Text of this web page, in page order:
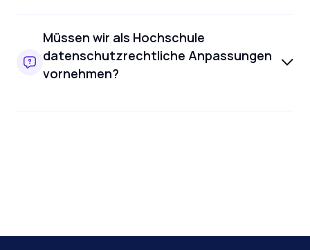
Müssen wir als Hochschule
datenschutzrechtliche Anpassungen
vornehmen?